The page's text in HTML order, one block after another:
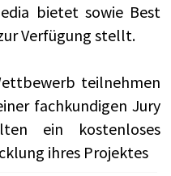
bietet sowie Best
Verfügung stellt.
teilnehmen
fachkundigen Jury
ein kostenloses
ihres Projektes